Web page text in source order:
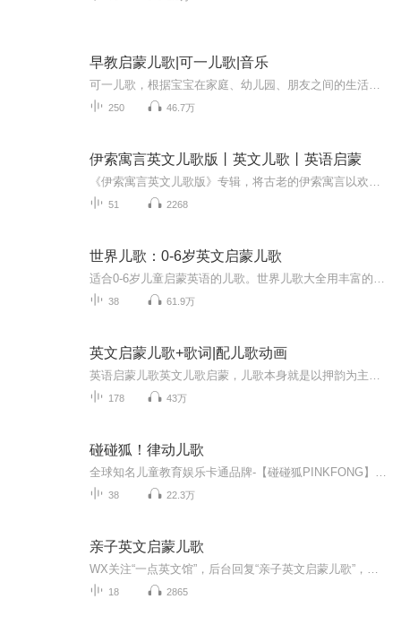
早教启蒙儿歌|可一儿歌|音乐
250 46.7万
伊索寓言英文儿歌版丨英文儿歌丨英语启蒙
51 2268
世界儿歌：0-6岁英文启蒙儿歌
38 61.9万
英文启蒙儿歌+歌词|配儿歌动画
178 43万
碰碰狐！律动儿歌
38 22.3万
亲子英文启蒙儿歌
18 2865